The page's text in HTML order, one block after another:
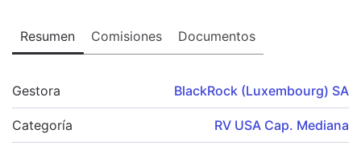
Resumen Comisiones Documentos
Gestora BlackRock (Luxembourg) SA
Categoría RV USA Cap. Mediana